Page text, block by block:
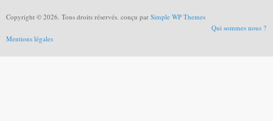
Copyright © 2026. Tous droits réservés. conçu par Simple WP Themes
Qui sommes nous ?
Mentions légales